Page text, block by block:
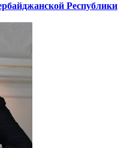
Республики